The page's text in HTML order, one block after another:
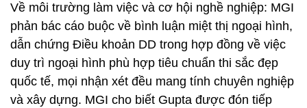
Về môi trường làm việc và cơ hội nghề nghiệp: MGI
phản bác cáo buộc về bình luận miệt thị ngoại hình,
dẫn chứng Điều khoản DD trong hợp đồng về việc
duy trì ngoại hình phù hợp tiêu chuẩn thi sắc đẹp
quốc tế, mọi nhận xét đều mang tính chuyên nghiệp
và xây dựng. MGI cho biết Gupta được đón tiếp